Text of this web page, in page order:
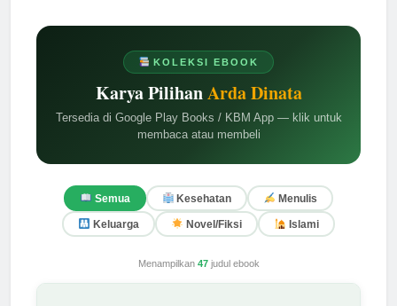
KOLEKSI EBOOK
Karya PilihanArda Dinata
Tersedia di Google Play Books / KBM App — klik untuk
membaca atau membeli
Semua Kesehatan Menulis
Keluarga Novel/Fiksi Islami
Menampilkan 47judul ebook